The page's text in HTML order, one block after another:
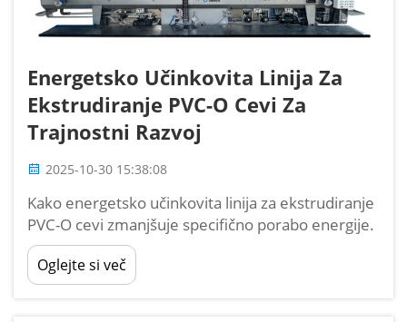
Energetsko Učinkovita Linija Za
Ekstrudiranje PVC-O Cevi Za
Trajnostni Razvoj
2025-10-30 15:38:08
Kako energetsko učinkovita linija za ekstrudiranje
PVC-O cevi zmanjšuje specifično porabo energije.
Moderne linije za ekstrudiranje PVC-O (orijentiran
polivinilklorid) dosegajo energetsko učinkovitost z
optimiziranimi konstrukcijami vijaka, naprednimi
Oglejte si več